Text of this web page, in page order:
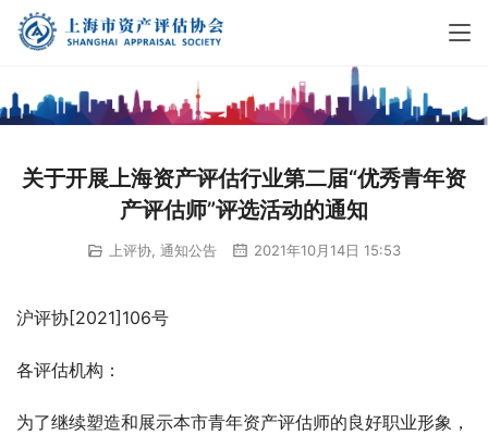
关于开展上海资产评估行业第二届“优秀青年资
产评估师”评选活动的通知
上评协 通知公告 2021年10月14日 15:53
沪评协[2021]106号
各评估机构：
为了继续塑造和展示本市青年资产评估师的良好职业形象，